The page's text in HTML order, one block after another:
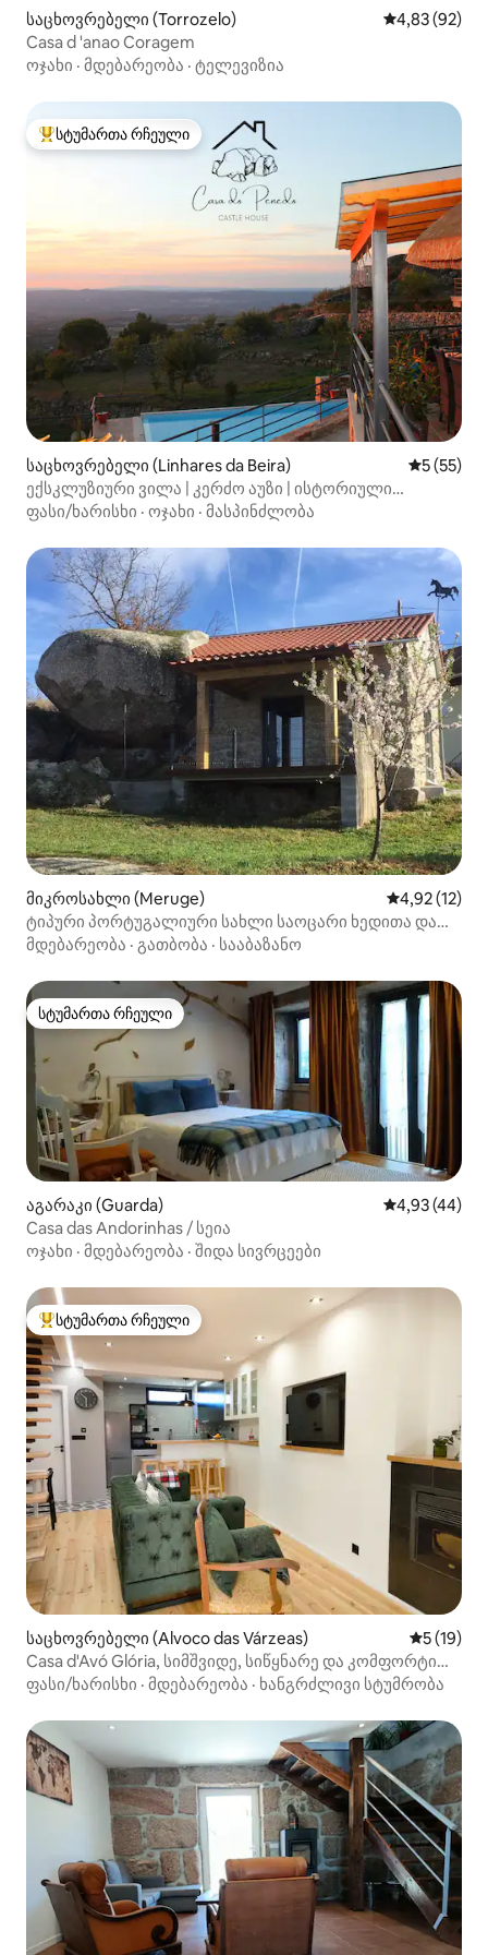
საცხოვრებელი (Torrozelo) საშუალო
4,83 (92)
Casa d 'anao Coragem
ოჯახი · მდებარეობა · ტელევიზია
სტუმართა რჩეული მოწინავე ვარიანტი
სტუმართა რჩეული
საცხოვრებელი (Linhares da Beira) საშუალო
5 (55)
ექსკლუზიური ვილა | კერძო აუზი | ისტორიული
სოფელი
ფასი/ხარისხი · ოჯახი · მასპინძლობა
მიკროსახლი (Meruge) საშუალო
4,92 (12)
ტიპური პორტუგალიური სახლი საოცარი ხედითა და
აუზით
მდებარეობა · გათბობა · სააბაზანო
სტუმართა რჩეული
სტუმართა რჩეული
აგარაკი (Guarda) საშუალო
4,93 (44)
Casa das Andorinhas / სეია
ოჯახი · მდებარეობა · შიდა სივრცეები
სტუმართა რჩეული მოწინავე ვარიანტი
სტუმართა რჩეული
საცხოვრებელი (Alvoco das Várzeas) საშუალო
5 (19)
Casa d'Avó Glória, სიმშვიდე, სიწყნარე და კომფორტი
სოფელში.
ფასი/ხარისხი · მდებარეობა · ხანგრძლივი სტუმრობა